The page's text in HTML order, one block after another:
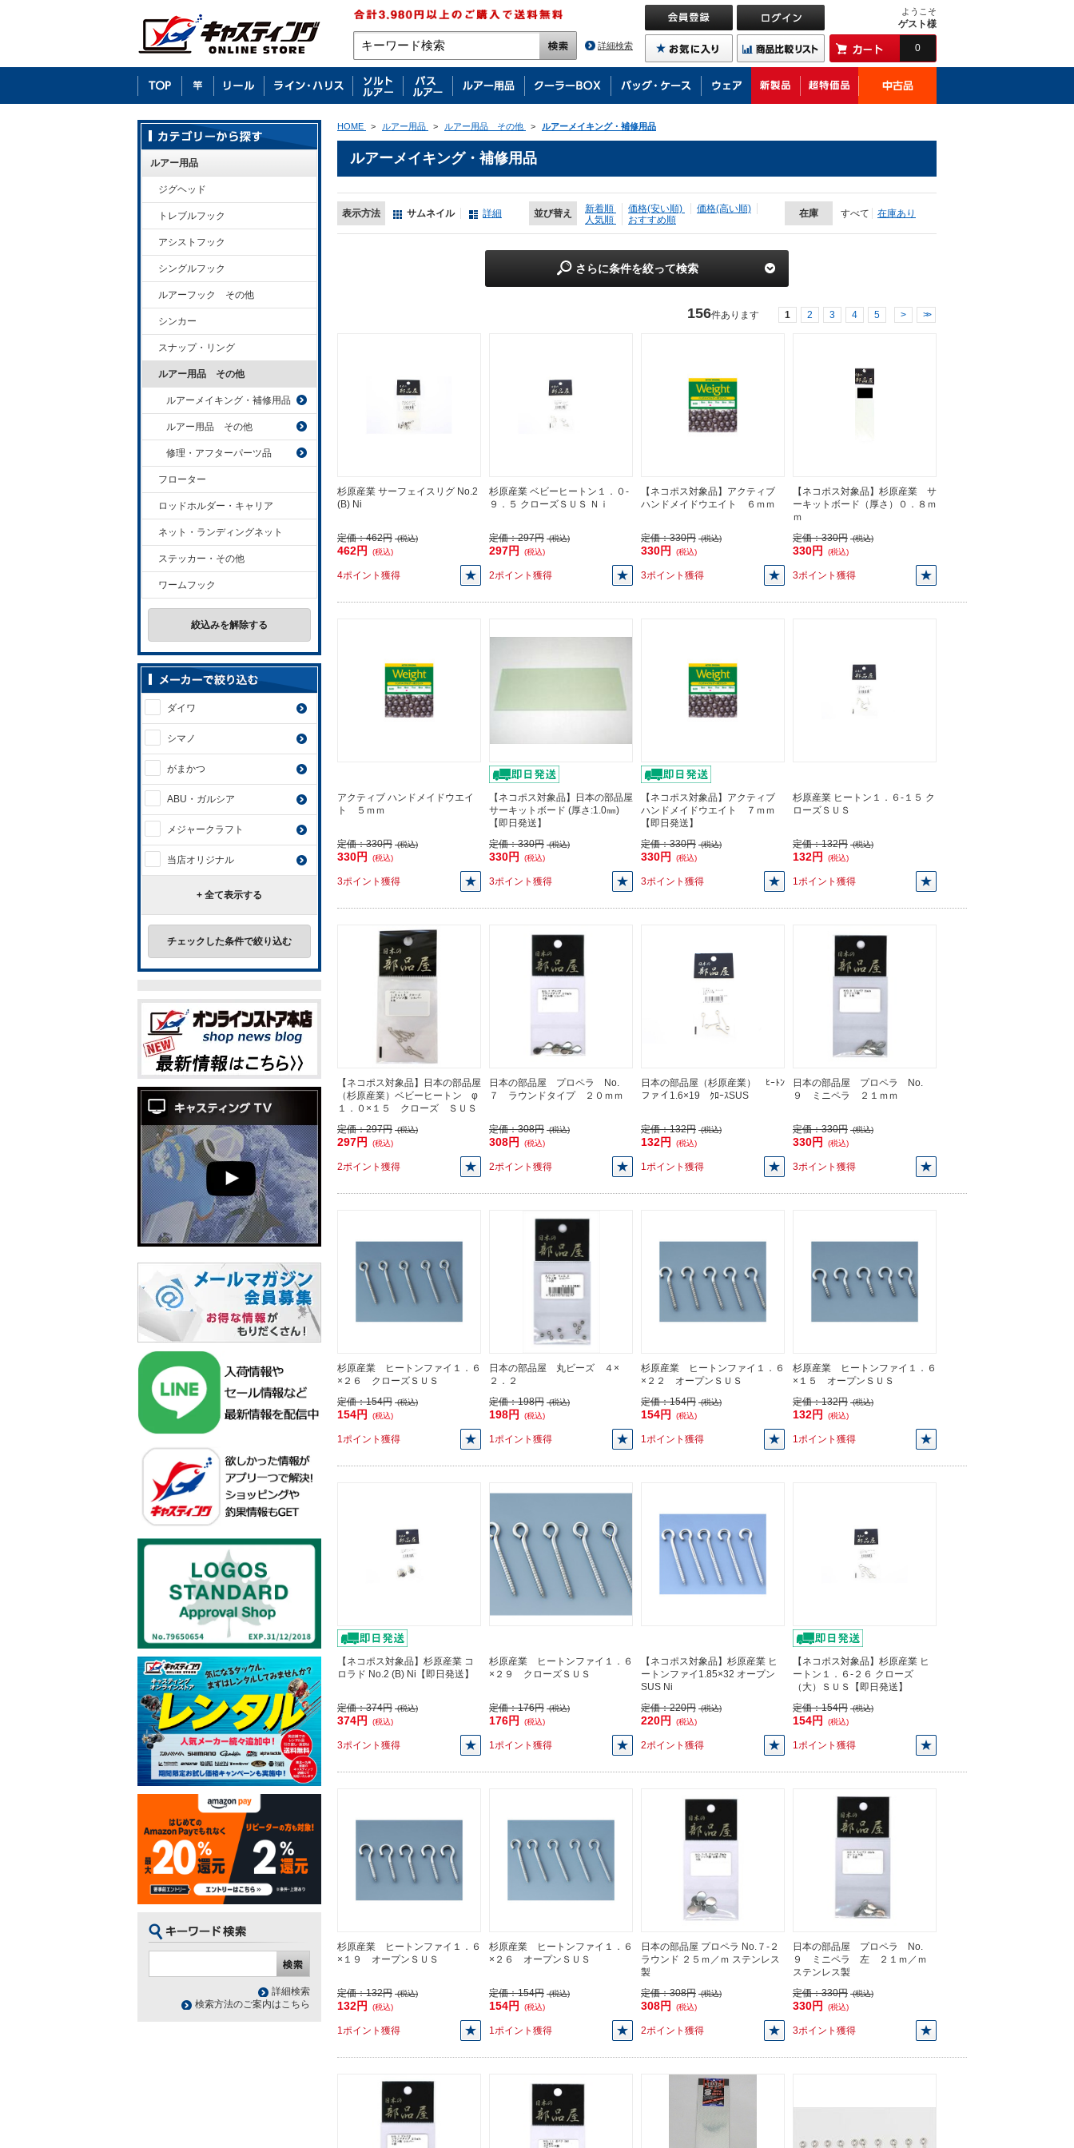
詳細検索
ようこそ
ゲスト様
0
HOME > ルアー用品 > ルアー用品 その他 > ルアーメイキング・補修用品
ルアーメイキング・補修用品
表示方法 サムネイル 詳細 並び替え 新着順 価格(安い順)
価格(高い順)
人気順
おすすめ順
在庫 すべて 在庫あり
さらに条件を絞って検索
156件あります 1 2 3 4 5 > >>
杉原産業 サーフェイスリグ No.2
(B) Ni
定価：462円 (税込)
462円 (税込)
4ポイント獲得
杉原産業 ベビーヒートン１．０-
９．５ クローズＳＵＳ Ｎｉ
定価：297円 (税込)
297円 (税込)
2ポイント獲得
【ネコポス対象品】アクティブ
ハンドメイドウエイト ６ｍｍ
定価：330円 (税込)
330円 (税込)
3ポイント獲得
【ネコポス対象品】杉原産業 サ
ーキットボード（厚さ）０．８ｍ
ｍ
定価：330円 (税込)
330円 (税込)
3ポイント獲得
アクティブ ハンドメイドウエイ
ト ５ｍｍ
定価：330円 (税込)
330円 (税込)
3ポイント獲得
【ネコポス対象品】日本の部品屋
サーキットボード (厚さ:1.0㎜)
【即日発送】
定価：330円 (税込)
330円 (税込)
3ポイント獲得
【ネコポス対象品】アクティブ
ハンドメイドウエイト ７ｍｍ
【即日発送】
定価：330円 (税込)
330円 (税込)
3ポイント獲得
杉原産業 ヒートン１．６-１５ ク
ローズＳＵＳ
定価：132円 (税込)
132円 (税込)
1ポイント獲得
【ネコポス対象品】日本の部品屋
（杉原産業）ベビーヒートン φ
１．０×１５ クローズ ＳＵＳ
定価：297円 (税込)
297円 (税込)
2ポイント獲得
日本の部品屋 プロペラ No.
７ ラウンドタイプ ２０ｍｍ
定価：308円 (税込)
308円 (税込)
2ポイント獲得
日本の部品屋（杉原産業） ﾋｰﾄﾝ
ファイ1.6×19 ｸﾛｰｽSUS
定価：132円 (税込)
132円 (税込)
1ポイント獲得
日本の部品屋 プロペラ No.
９ ミニペラ ２１ｍｍ
定価：330円 (税込)
330円 (税込)
3ポイント獲得
杉原産業 ヒートンファイ１．６
×２６ クローズＳＵＳ
定価：154円 (税込)
154円 (税込)
1ポイント獲得
日本の部品屋 丸ビーズ ４×
２．２
定価：198円 (税込)
198円 (税込)
1ポイント獲得
杉原産業 ヒートンファイ１．６
×２２ オープンＳＵＳ
定価：154円 (税込)
154円 (税込)
1ポイント獲得
杉原産業 ヒートンファイ１．６
×１５ オープンＳＵＳ
定価：132円 (税込)
132円 (税込)
1ポイント獲得
【ネコポス対象品】杉原産業 コ
ロラド No.2 (B) Ni【即日発送】
定価：374円 (税込)
374円 (税込)
3ポイント獲得
杉原産業 ヒートンファイ１．６
×２９ クローズＳＵＳ
定価：176円 (税込)
176円 (税込)
1ポイント獲得
【ネコポス対象品】杉原産業 ヒ
ートンファイ1.85×32 オープン
SUS Ni
定価：220円 (税込)
220円 (税込)
2ポイント獲得
【ネコポス対象品】杉原産業 ヒ
ートン１．６-２６ クローズ
（大）ＳＵＳ【即日発送】
定価：154円 (税込)
154円 (税込)
1ポイント獲得
杉原産業 ヒートンファイ１．６
×１９ オープンＳＵＳ
定価：132円 (税込)
132円 (税込)
1ポイント獲得
杉原産業 ヒートンファイ１．６
×２６ オープンＳＵＳ
定価：154円 (税込)
154円 (税込)
1ポイント獲得
日本の部品屋 プロペラ No.７-２
ラウンド ２５ｍ／ｍ ステンレス
製
定価：308円 (税込)
308円 (税込)
2ポイント獲得
日本の部品屋 プロペラ No.
９ ミニペラ 左 ２１ｍ／ｍ
ステンレス製
定価：330円 (税込)
330円 (税込)
3ポイント獲得
ルアー用品
ジグヘッド
トレブルフック
アシストフック
シングルフック
ルアーフック その他
シンカー
スナップ・リング
ルアー用品 その他
ルアーメイキング・補修用品
ルアー用品 その他
修理・アフターパーツ品
フローター
ロッドホルダー・キャリア
ネット・ランディングネット
ステッカー・その他
ワームフック
絞込みを解除する
ダイワ
シマノ
がまかつ
ABU・ガルシア
メジャークラフト
当店オリジナル
+ 全て表示する
チェックした条件で絞り込む
詳細検索
検索方法のご案内はこちら